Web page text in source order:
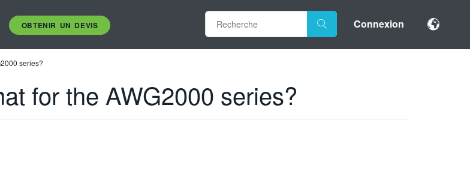
OBTENIR UN DEVIS Connexion
series?
for the AWG2000 series?